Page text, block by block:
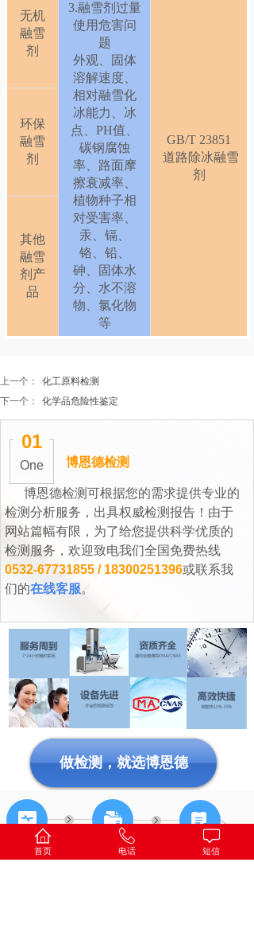
3.融雪剂过量
使用危害问
题
外观、固体
溶解速度、
相对融雪化
冰能力、冰
点、PH值、
碳钢腐蚀
率、路面摩
擦衰减率、
植物种子相
对受害率、
汞、镉、
铬、铅、
砷、固体水
分、水不溶
物、氯化物
等
无机
融雪
剂
GB/T 23851
道路除冰融雪
剂
环保
融雪
剂
其他
融雪
剂产
品
上一个：
化工原料检测
下一个：
化学品危险性鉴定
博恩德检测
01
One
博恩德检测可根据您的需求提供专业的
检测分析服务，出具权威检测报告！由于
网站篇幅有限，为了给您提供科学优质的
检测服务，欢迎致电我们全国免费热线
0532-67731855 / 18300251396或联系我
们的在线客服。
做检测，就选博恩德
寄送样品
咨询沟通 方案报价
首页 电话 短信